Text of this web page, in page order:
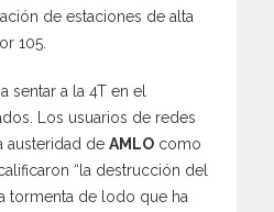
de estaciones de alta
105.
sentar a la 4T en el
Los usuarios de redes
austeridad de AMLO como
“la destrucción del
tormenta de lodo que ha